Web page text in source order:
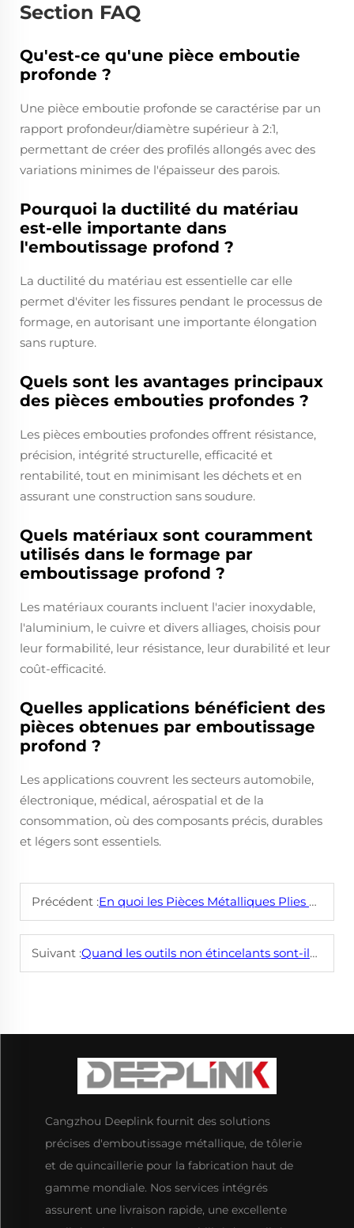
Section FAQ
Qu'est-ce qu'une pièce emboutie
profonde ?
Une pièce emboutie profonde se caractérise par un
rapport profondeur/diamètre supérieur à 2:1,
permettant de créer des profilés allongés avec des
variations minimes de l'épaisseur des parois.
Pourquoi la ductilité du matériau
est-elle importante dans
l'emboutissage profond ?
La ductilité du matériau est essentielle car elle
permet d'éviter les fissures pendant le processus de
formage, en autorisant une importante élongation
sans rupture.
Quels sont les avantages principaux
des pièces embouties profondes ?
Les pièces embouties profondes offrent résistance,
précision, intégrité structurelle, efficacité et
rentabilité, tout en minimisant les déchets et en
assurant une construction sans soudure.
Quels matériaux sont couramment
utilisés dans le formage par
emboutissage profond ?
Les matériaux courants incluent l'acier inoxydable,
l'aluminium, le cuivre et divers alliages, choisis pour
leur formabilité, leur résistance, leur durabilité et leur
coût-efficacité.
Quelles applications bénéficient des
pièces obtenues par emboutissage
profond ?
Les applications couvrent les secteurs automobile,
électronique, médical, aérospatial et de la
consommation, où des composants précis, durables
et légers sont essentiels.
Précédent :En quoi les Pièces Métalliques Plies Diffèrent-elles en Termes de Qualité et d'Application ?
Suivant :Quand les outils non étincelants sont-ils indispensables dans des environnements dangereux ?
Cangzhou Deeplink fournit des solutions
précises d'emboutissage métallique, de tôlerie
et de quincaillerie pour la fabrication haut de
gamme mondiale. Nos services intégrés
assurent une livraison rapide, une excellente